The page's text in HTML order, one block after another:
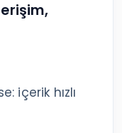
içerik hızlı